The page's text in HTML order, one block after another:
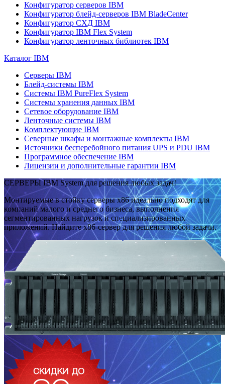
Конфигуратор серверов IBM
Конфигуратор блейд-серверов IBM BladeCenter
Конфигуратор СХД IBM
Конфигуратор IBM Flex System
Конфигуратор ленточных библиотек IBM
Каталог IBM
Серверы IBM
Блейд-системы IBM
Системы IBM PureFlex System
Системы хранения данных IBM
Сетевое оборудование IBM
Ленточные системы IBM
Комплектующие IBM
Северные шкафы и монтажные комплекты IBM
Источники бесперебойного питания UPS и PDU IBM
Программное обеспечение IBM
Лицензии и дополнительные гарантии IBM
СЕРВЕРЫ IBM System для решения любых задач!
Монтируемые в стойку серверы x86 идеально подходят для
компаний малого и среднего бизнеса, выполнения
сегментированных нагрузок и специализированных
приложений. Найдите x86-сервер для решения любой задачи.